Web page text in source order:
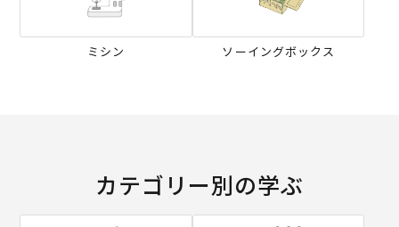
ミシン ソーイングボックス
カテゴリー別の学ぶ